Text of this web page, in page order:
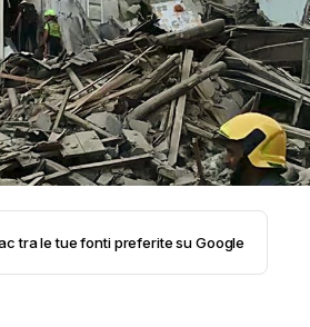
URBANE ED
tra le tue fonti preferite su Google